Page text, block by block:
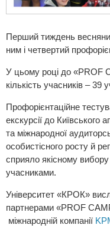
Перший тиждень
ним і четвертий
У цьому році до «PROF
кількість учасників – 39
Профорієнтаційне
екскурсії до Київського
та міжнародної
особистісного росту й
сприяло якісному
учасниками.
Університет «КРОК»
партнерами «PROF
міжнародній компанії